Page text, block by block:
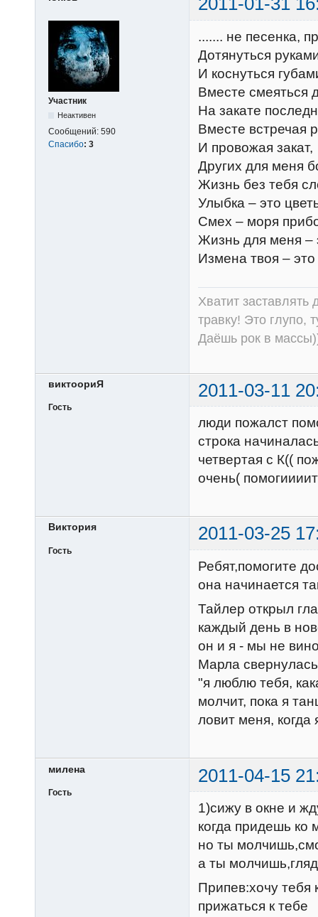
Участник
Неактивен
Сообщений: 590
Спасибо: 3
....... не песенка,
Дотянуться
И коснуться
Вместе смеяться
На закате
Вместе встречая
И провожая закат,
Других для меня
Жизнь без тебя
Улыбка – это
Смех – моря
Жизнь для меня –
Измена твоя –
Хватит заставлять
травку! Это глупо,
Даёшь рок в
виктоориЯ 2011-03-11
Гость
люди пожалст
строка
четвертая с К((
очень(
Виктория 2011-03-25
Гость
Ребят,помогите
она начинается
Тайлер открыл
каждый день в
он и я - мы не
Марла
"я люблю тебя,
молчит, пока я
ловит меня, когда
милена 2011-04-15
Гость
1)сижу в окне и
когда придешь ко
но ты
а ты
Припев:хочу тебя
прижаться к тебе